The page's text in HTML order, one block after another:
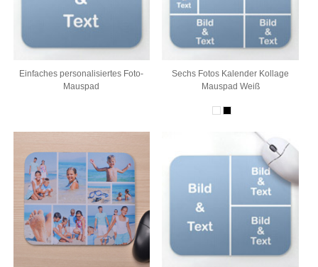
Einfaches personalisiertes Foto-
Mauspad
Sechs Fotos Kalender Kollage
Mauspad Weiß